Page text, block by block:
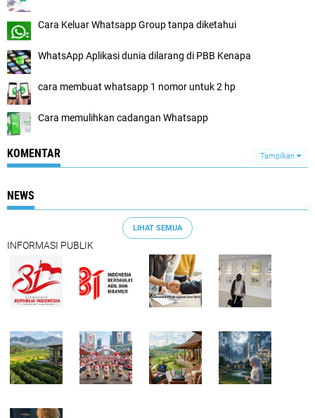
Cara Keluar Whatsapp Group tanpa diketahui
WhatsApp Aplikasi dunia dilarang di PBB Kenapa
cara membuat whatsapp 1 nomor untuk 2 hp
Cara memulihkan cadangan Whatsapp
KOMENTAR Tampilkan
NEWS
LIHAT SEMUA
INFORMASI PUBLIK